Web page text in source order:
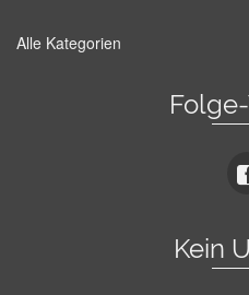
Alle Kategorien
Kein